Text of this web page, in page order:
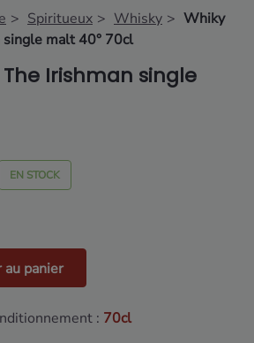
Spiritueux Whisky
Whiky
single malt 40° 70cl
The Irishman single
EN STOCK
panier
: 70cl